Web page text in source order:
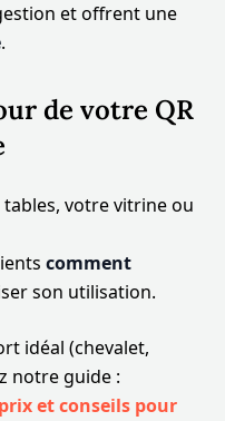
et offrent une
.
de votre QR
votre vitrine ou
comment
son utilisation.
idéal (chevalet,
notre guide :
et conseils pour